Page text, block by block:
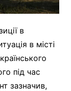
в
в місті
під час
зазначив,